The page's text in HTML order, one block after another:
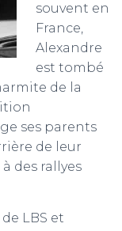
souvent en
France,
Alexandre
est tombé
de la
ses parents
de leur
des rallyes
LBS et